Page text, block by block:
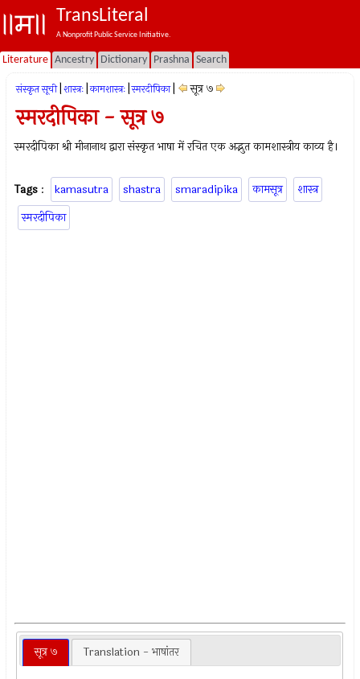
TransLiteral
A Nonprofit Public Service Initiative.
Literature Ancestry Dictionary Prashna Search
संस्कृत सूची शास्त्रः कामशास्त्रः स्मरदीपिका सूत्र ७
स्मरदीपिका - सूत्र ७
स्मरदीपिका श्री मीनानाथ द्वारा संस्कृत भाषा में रचित एक अद्भुत कामशास्त्रीय काव्य है।
Tags : kamasutra shastra smaradipika कामसूत्र
शास्त्र
स्मरदीपिका
सूत्र ७ Translation - भाषांतर